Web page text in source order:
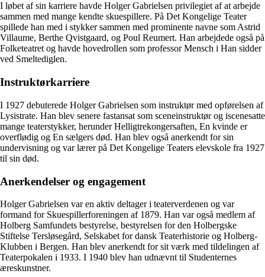
I løbet af sin karriere havde Holger Gabrielsen privilegiet af at arbejde
sammen med mange kendte skuespillere. På Det Kongelige Teater
spillede han med i stykker sammen med prominente navne som Astrid
Villaume, Berthe Qvistgaard, og Poul Reumert. Han arbejdede også på
Folketeatret og havde hovedrollen som professor Mensch i Han sidder
ved Smeltediglen.
Instruktørkarriere
I 1927 debuterede Holger Gabrielsen som instruktør med opførelsen af
Lysistrate. Han blev senere fastansat som sceneinstruktør og iscenesatte
mange teaterstykker, herunder Helligtrekongersaften, En kvinde er
overflødig og En sælgers død. Han blev også anerkendt for sin
undervisning og var lærer på Det Kongelige Teaters elevskole fra 1927
til sin død.
Anerkendelser og engagement
Holger Gabrielsen var en aktiv deltager i teaterverdenen og var
formand for Skuespillerforeningen af 1879. Han var også medlem af
Holberg Samfundets bestyrelse, bestyrelsen for den Holbergske
Stiftelse Tersløsegård, Selskabet for dansk Teaterhistorie og Holberg-
Klubben i Bergen. Han blev anerkendt for sit værk med tildelingen af
Teaterpokalen i 1933. I 1940 blev han udnævnt til Studenternes
æreskunstner.